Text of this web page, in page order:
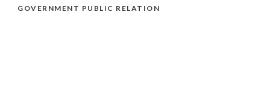
GOVERNMENT PUBLIC RELATION